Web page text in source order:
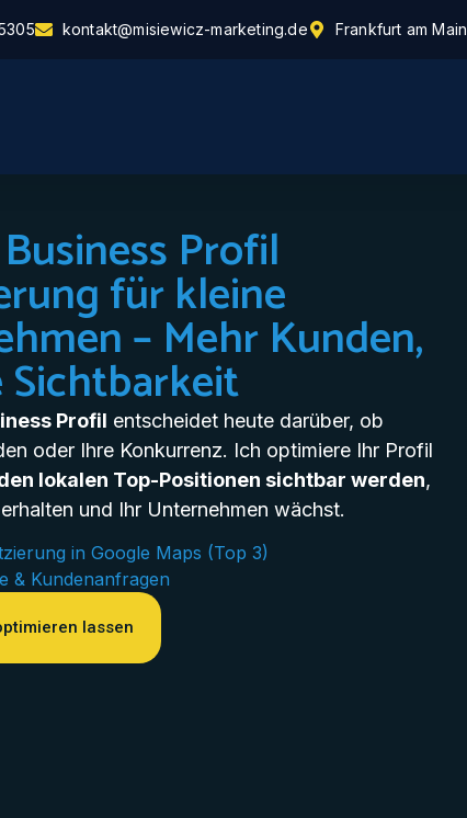
kontakt@misiewicz-marketing.de Frankfurt am Main
Profil
für kleine
– Mehr Kunden,
Sichtbarkeit
Profil entscheidet heute darüber, ob
oder Ihre Konkurrenz. Ich optimiere Ihr Profil
lokalen Top-Positionen sichtbar werden,
und Ihr Unternehmen wächst.
in Google Maps (Top 3)
& Kundenanfragen
lassen